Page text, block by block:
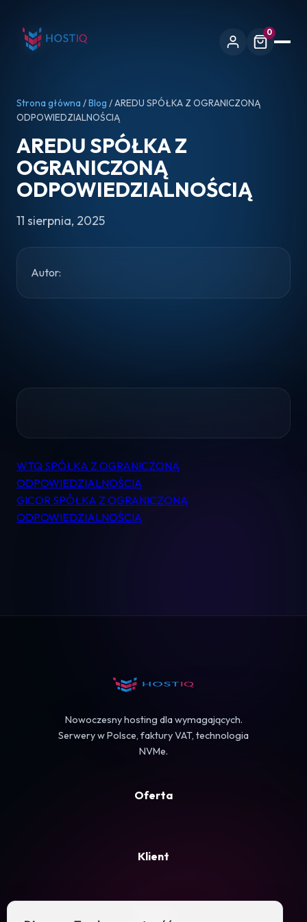
0
Pomoc
Kontakt
Strona główna /Blog / AREDU SPÓŁKA Z OGRANICZONĄ
ODPOWIEDZIALNOŚCIĄ
AREDU SPÓŁKA Z
OGRANICZONĄ
ODPOWIEDZIALNOŚCIĄ
11 sierpnia, 2025
Autor:
Nawigacja
wpisu
WTQ SPÓŁKA Z OGRANICZONĄ
ODPOWIEDZIALNOŚCIĄ
GICOR SPÓŁKA Z OGRANICZONĄ
ODPOWIEDZIALNOŚCIĄ
Nowoczesny hosting dla wymagających.
Serwery w Polsce, faktury VAT, technologia
NVMe.
Oferta
Klient
Firma